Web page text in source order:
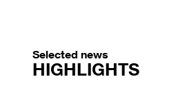
Selected news
HIGHLIGHTS